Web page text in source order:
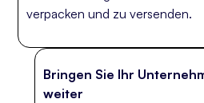
verpacken und zu versenden.
Bringen Sie Ihr
weiter